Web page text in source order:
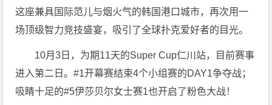
这座兼具国际范儿与烟火气的韩国港口城市，再次用一
场顶级智力竞技盛宴，吸引了全球扑克爱好者的目光。
10月3日，为期11天的Super Cup仁川站，目前赛事
进入第二日。#1开幕赛结束4个小组赛的DAY1争夺战；
吸睛十足的#5伊莎贝尔女士赛1也开启了粉色大战！